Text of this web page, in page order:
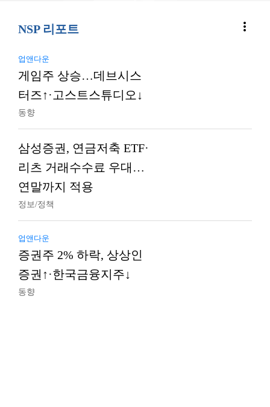
NSP 리포트 more_vert
업앤다운
게임주 상승…데브시스
터즈↑·고스트스튜디오↓
동향
삼성증권, 연금저축 ETF·
리츠 거래수수료 우대…
연말까지 적용
정보/정책
업앤다운
증권주 2% 하락, 상상인
증권↑·한국금융지주↓
동향